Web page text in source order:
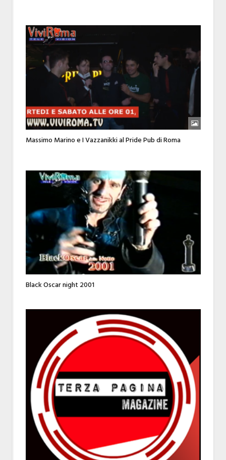
Massimo Marino e I Vazzanikki al Pride Pub di Roma
Black Oscar night 2001